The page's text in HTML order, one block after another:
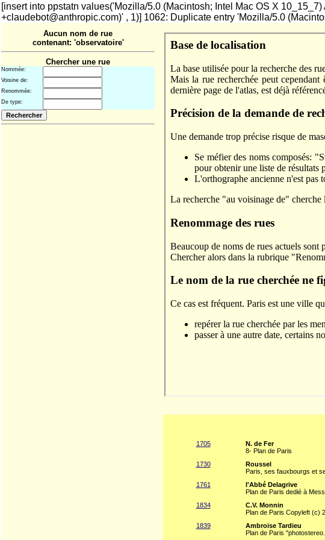
[insert into ppstatn values('Mozilla/5.0 (Macintosh; Intel Mac OS X
+claudebot@anthropic.com)' , 1)] 1062: Duplicate entry 'Mozilla/5.0
Aucun nom de rue
contenant: 'observatoire'
Chercher une rue
Nommée:
Voisine de:
Renommée:
De type:
1705
N. de Fer
8- Plan de Paris
1730
Roussel
Paris, ses fauxbourgs et
1761
l'Abbé Delagrive
Plan de Paris dedié à
1834
C.V. Monnin
Plan de Paris Copyleft (c)
1839
Ambroise Tardieu
Plan de Paris